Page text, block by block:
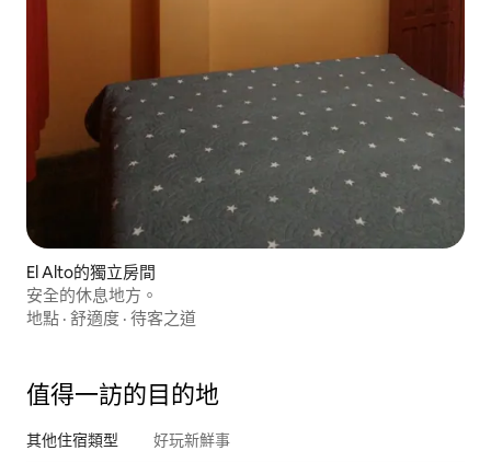
El Alto的獨立房間
安全的休息地方。
地點 · 舒適度 · 待客之道
值得一訪的目的地
其他住宿類型 好玩新鮮事